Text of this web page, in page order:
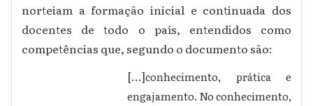
norteiam a formação inicial e continuada dos
docentes de todo o país, entendidos como
competências que, segundo o documento são:
[...]conhecimento, prática e
engajamento. No conhecimento,